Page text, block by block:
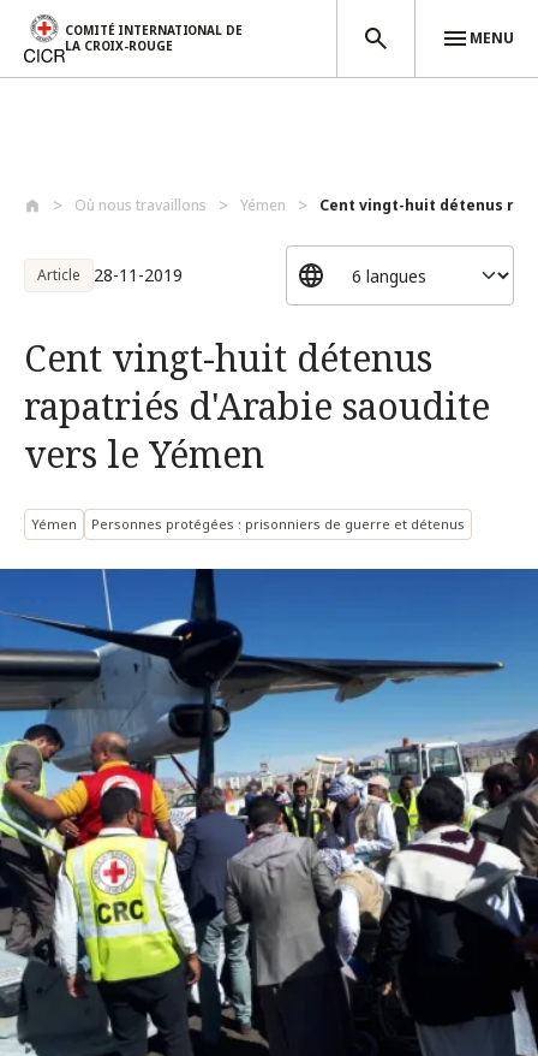
COMITÉ INTERNATIONAL DE
LA CROIX-ROUGE
MENU
Où nous travaillons Yémen Cent vingt-huit détenus
Article 28-11-2019
Cent vingt-huit détenus
rapatriés d'Arabie saoudite
vers le Yémen
Yémen Personnes protégées : prisonniers de guerre et détenus